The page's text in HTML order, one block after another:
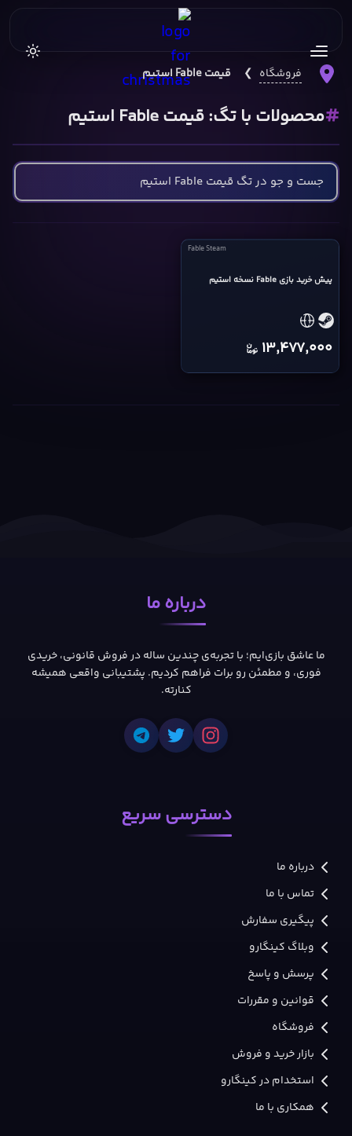
فروشگاه ❯ قیمت Fable استیم
محصولات با تگ: قیمت Fable استیم
Fable
cover
Fable Steam
پیش خرید بازی Fable نسخه استیم
13,477,000
درباره ما
ما عاشق بازی‌ایم؛ با تجربه‌ی چندین ساله در فروش قانونی، خریدی
فوری، و مطمئن رو برات فراهم کردیم. پشتیبانی واقعی همیشه
کنارته.
دسترسی سریع
درباره ما
تماس با ما
پیگیری سفارش
وبلاگ کینگارو
پرسش و پاسخ
قوانین و مقررات
فروشگاه
بازار خرید و فروش
استخدام در کینگارو
همکاری با ما